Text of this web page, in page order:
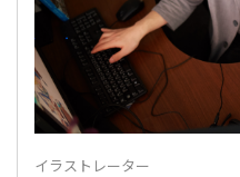
イラストレーター